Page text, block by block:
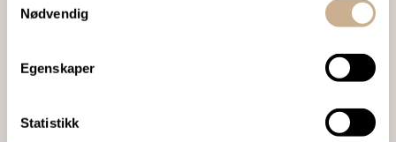
Nødvendig
Egenskaper
Statistikk
og mikroskopi.
Bestill Ortomedia